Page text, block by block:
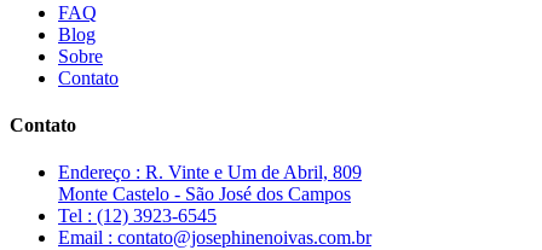
FAQ
Blog
Sobre
Contato
Contato
Endereço : R. Vinte e Um de Abril, 809
Monte Castelo - São José dos Campos
Tel : (12) 3923-6545
Email : contato@josephinenoivas.com.br